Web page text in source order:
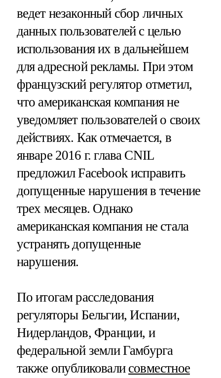
ведет незаконный сбор личных
данных пользователей с целью
использования их в дальнейшем
для адресной рекламы. При этом
французский регулятор отметил,
что американская компания не
уведомляет пользователей о своих
действиях. Как отмечается, в
январе 2016 г. глава CNIL
предложил Facebook исправить
допущенные нарушения в течение
трех месяцев. Однако
американская компания не стала
устранять допущенные
нарушения.
По итогам расследования
регуляторы Бельгии, Испании,
Нидерландов, Франции, и
федеральной земли Гамбурга
также опубликовали совместное